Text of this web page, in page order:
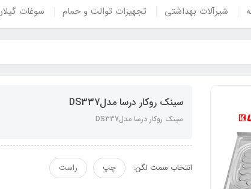
شیرآلات بهداشتی تجهیزات توالت و حمام سوغات
سينک روکار درسا مدلDS337
سينک روکار درسا مدلDS337
انتخاب سمت لگن: چپ راست